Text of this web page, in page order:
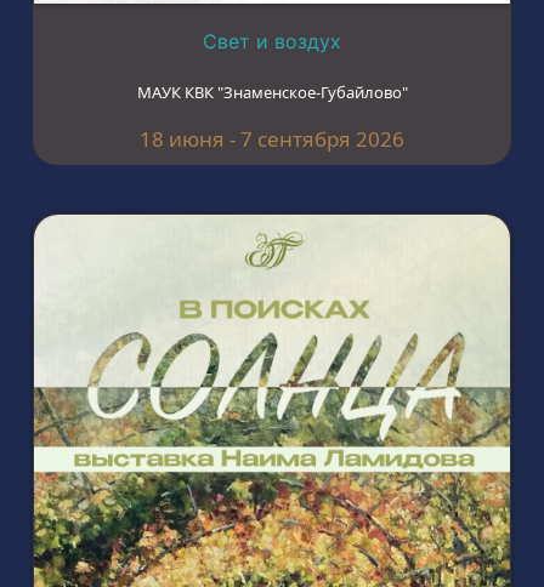
Свет и воздух
МАУК КВК "Знаменское-Губайлово"
18 июня - 7 сентября 2026